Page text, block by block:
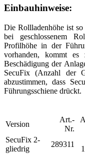
Einbauhinweise:
Die Rollladenhöhe ist
bei geschlossenem
Profilhöhe in der
vorhanden, kommt es
Beschädigung der
SecuFix (Anzahl der
abzustimmen, dass
Führungsschiene drückt.
Version
Art.-
Nr.
SecuFix 2-
gliedrig
289311